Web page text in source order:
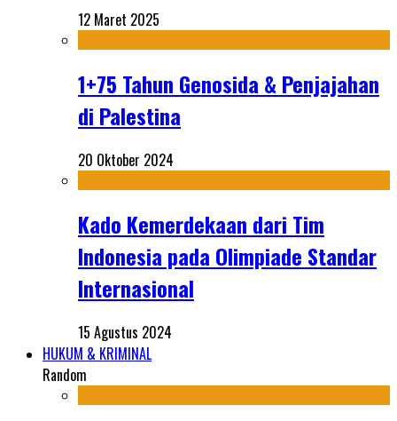
12 Maret 2025
1+75 Tahun Genosida & Penjajahan
di Palestina
20 Oktober 2024
Kado Kemerdekaan dari Tim
Indonesia pada Olimpiade Standar
Internasional
15 Agustus 2024
HUKUM & KRIMINAL
Random